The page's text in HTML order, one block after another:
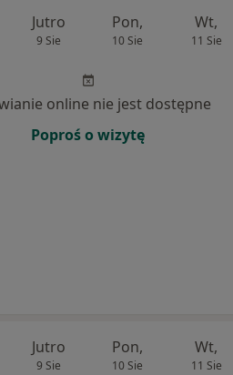
Jutro
9 Sie
Pon,
10 Sie
Wt,
11 Sie
online nie jest dostępne
Poproś o wizytę
Jutro
9 Sie
Pon,
10 Sie
Wt,
11 Sie